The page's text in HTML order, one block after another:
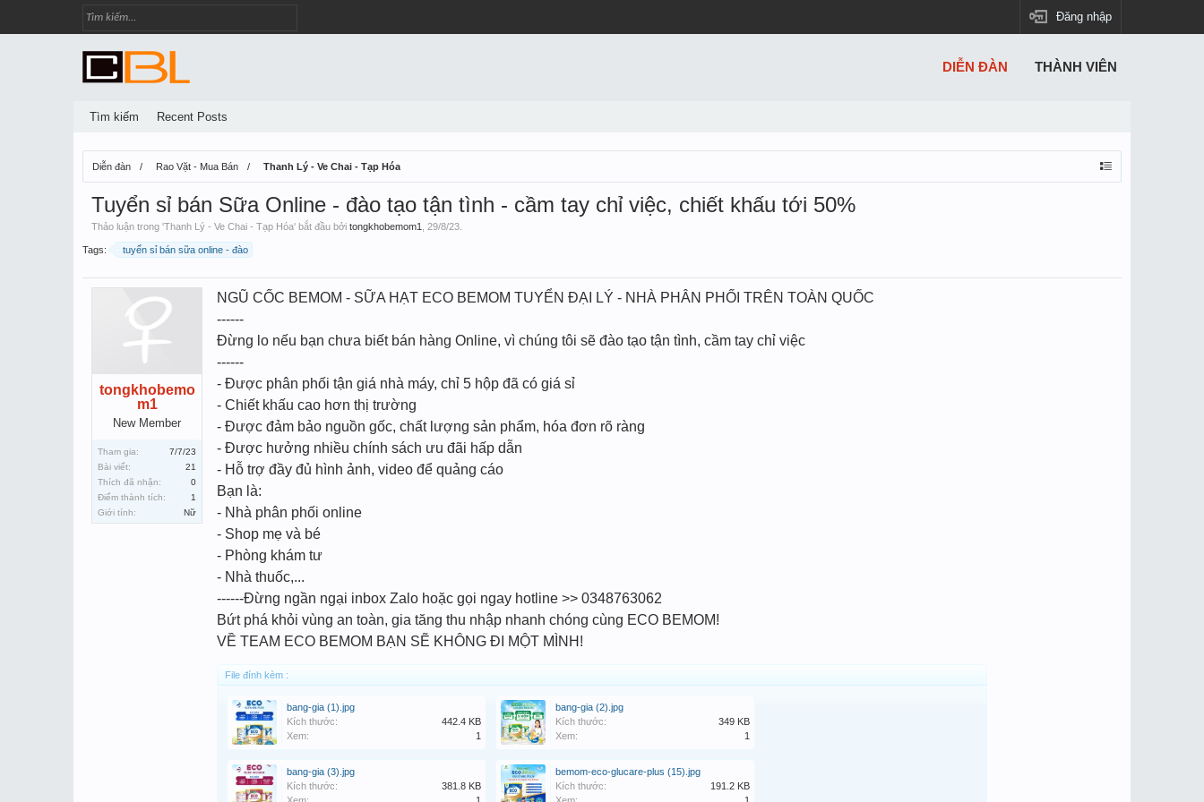
Đăng nhập
Diễn đàn Rao Vặt - Mua Bán Thanh Lý - Ve Chai - Tạp Hóa
Tuyển sỉ bán Sữa Online - đào tạo tận tình - cầm tay chỉ việc, chiết khấu tới 50%
Thảo luận trong 'Thanh Lý - Ve Chai - Tạp Hóa' bắt đầu bởi tongkhobemom1 29/8/23
Tags: tuyển sỉ bán sữa online - đào
tongkhobemo
m1
New Member
Tham gia:
7/7/23
Bài viết:
21
Thích đã nhận:
0
Điểm thành tích:
1
Giới tính:
Nữ
NGŨ CỐC BEMOM - SỮA HẠT ECO BEMOM TUYỂN ĐẠI LÝ - NHÀ PHÂN PHỐI TRÊN TOÀN QUỐC
------
Đừng lo nếu bạn chưa biết bán hàng Online, vì chúng tôi sẽ đào tạo tận tình, cầm tay chỉ việc
------
- Được phân phối tận giá nhà máy, chỉ 5 hộp đã có giá sỉ
- Chiết khấu cao hơn thị trường
- Được đảm bảo nguồn gốc, chất lượng sản phẩm, hóa đơn rõ ràng
- Được hưởng nhiều chính sách ưu đãi hấp dẫn
- Hỗ trợ đầy đủ hình ảnh, video để quảng cáo
Bạn là:
- Nhà phân phối online
- Shop mẹ và bé
- Phòng khám tư
- Nhà thuốc,...
------Đừng ngần ngại inbox Zalo hoặc gọi ngay hotline >> 0348763062
Bứt phá khỏi vùng an toàn, gia tăng thu nhập nhanh chóng cùng ECO BEMOM!
VỀ TEAM ECO BEMOM BẠN SẼ KHÔNG ĐI MỘT MÌNH!
File đính kèm :
bang-gia (1).jpg
Kích thước:
442.4 KB
Xem:
1
bang-gia (2).jpg
Kích thước:
349 KB
Xem:
1
bang-gia (3).jpg
Kích thước:
381.8 KB
bemom-eco-glucare-plus (15).jpg
Kích thước:
191.2 KB
DIỄN ĐÀN
Tìm kiếm Recent Posts
THÀNH VIÊN